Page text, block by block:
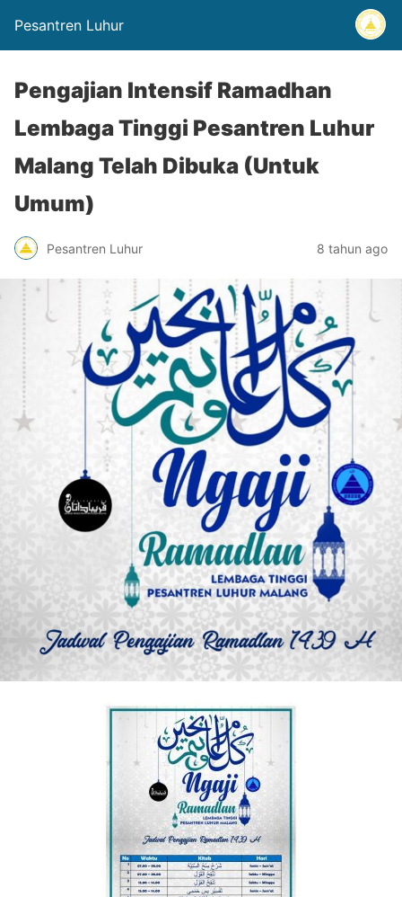
Pesantren Luhur
Pengajian Intensif Ramadhan
Lembaga Tinggi Pesantren Luhur
Malang Telah Dibuka (Untuk
Umum)
Pesantren Luhur 8 tahun ago